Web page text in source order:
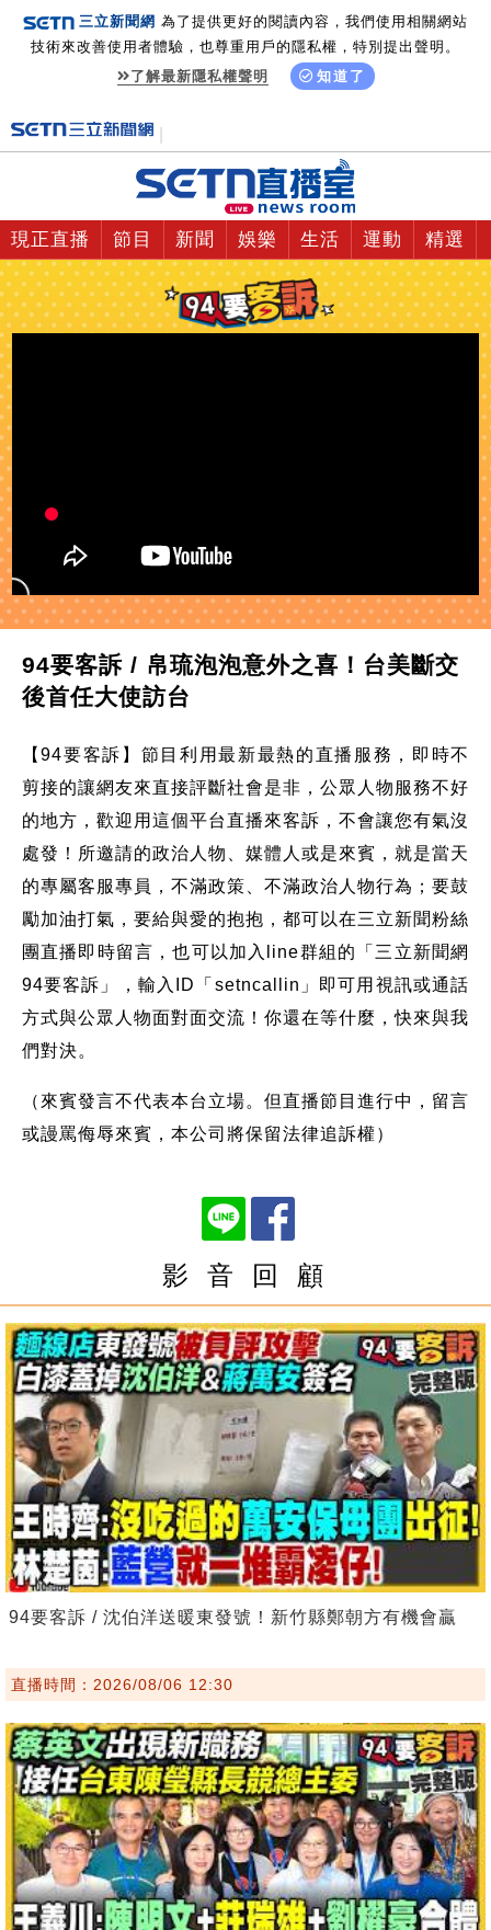
三立新聞網 為了提供更好的閱讀內容，我們使用相關網站
技術來改善使用者體驗，也尊重用戶的隱私權，特別提出聲明。
了解最新隱私權聲明
知道了
現正直播 節目 新聞 娛樂 生活 運動 精選
94要客訴 / 帛琉泡泡意外之喜！台美斷交
後首任大使訪台
【94要客訴】節目利用最新最熱的直播服務，即時不
剪接的讓網友來直接評斷社會是非，公眾人物服務不好
的地方，歡迎用這個平台直播來客訴，不會讓您有氣沒
處發！所邀請的政治人物、媒體人或是來賓，就是當天
的專屬客服專員，不滿政策、不滿政治人物行為；要鼓
勵加油打氣，要給與愛的抱抱，都可以在三立新聞粉絲
團直播即時留言，也可以加入line群組的「三立新聞網
94要客訴」，輸入ID「setncallin」即可用視訊或通話
方式與公眾人物面對面交流！你還在等什麼，快來與我
們對決。
（來賓發言不代表本台立場。但直播節目進行中，留言
或謾罵侮辱來賓，本公司將保留法律追訴權）
影 音 回 顧
94要客訴 / 沈伯洋送暖東發號！新竹縣鄭朝方有機會贏
直播時間：2026/08/06 12:30